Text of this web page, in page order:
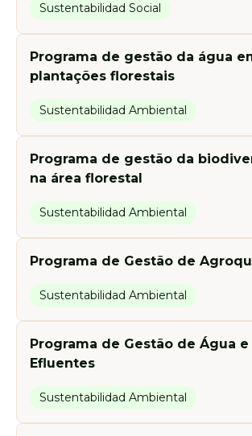
Sustentabilidad Social
Programa de gestão da água
plantações florestais
Sustentabilidad Ambiental
Programa de gestão da
na área florestal
Sustentabilidad Ambiental
Programa de Gestão de
Sustentabilidad Ambiental
Programa de Gestão de Água e
Efluentes
Sustentabilidad Ambiental